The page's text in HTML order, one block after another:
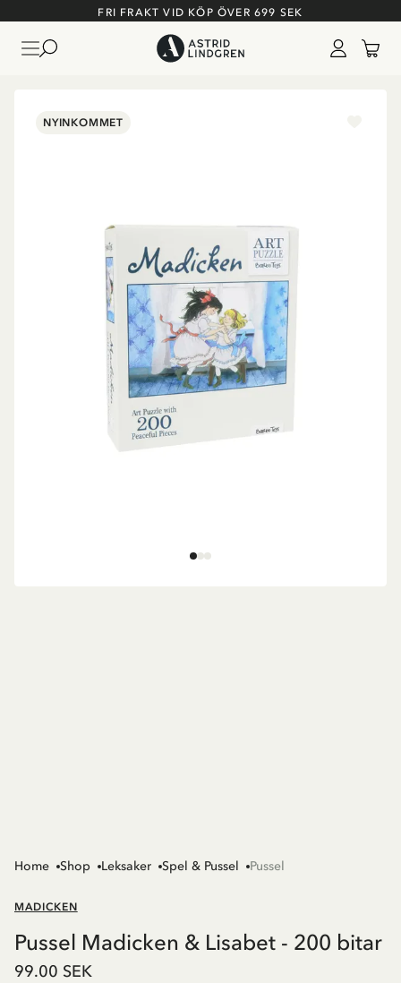
FRI FRAKT VID KÖP ÖVER 699 SEK
NYINKOMMET
Home Shop Leksaker Spel & Pussel Pussel
MADICKEN
Pussel Madicken & Lisabet - 200 bitar
99.00 SEK